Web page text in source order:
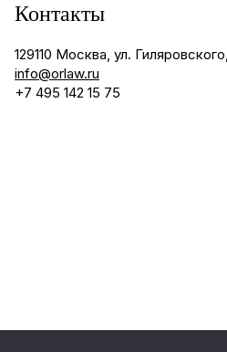
Контакты
129110 Москва, ул.
info@orlaw.ru
+7 495 142 15 75